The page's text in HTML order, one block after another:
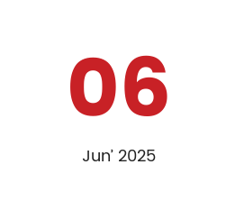
06
Jun’ 2025